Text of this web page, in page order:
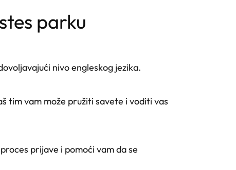
parku
nivo engleskog jezika.
tim vam može pružiti savete i voditi vas
prijave i pomoći vam da se